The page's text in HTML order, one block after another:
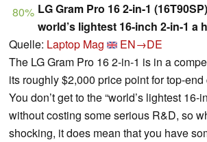
80% LG Gram Pro 16 2-in-1
world’s lightest 16-inch 2-in-1 a
Quelle: Laptop Mag
EN→DE
The LG Gram Pro 16 2-in-1 is in a
its roughly $2,000 price point for top-
You don’t get to the “world’s lightest 16-
without costing some serious R&D, so
shocking, it does mean that you have